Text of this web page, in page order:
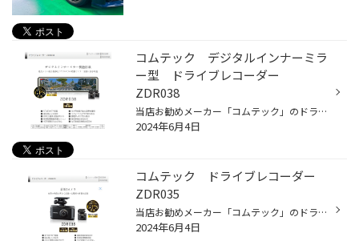
コムテック デジタルインナーミラ
ー型 ドライブレコーダー
ZDR038
当店お勧めメーカー「コムテック」のドライブレコーダーの中でも最も高性能なドライブレコーダーです。 品名は「デジタルインナーミラー機能搭載ドライブレコーダー」 セパレートタイプなのでフロントカメラは取付位置は自由に装着可能です。 ミラーとカメラ部分が分かれている為、衝撃でミラーがズ...
2024年6月4日
コムテック ドライブレコーダー
ZDR035
当店お勧めメーカー「コムテック」のドライブレコーダーの中でも最も高性能なドライブレコーダーです。 ドライブレコーダーの基本性能である「録画」も２００万画素ではっきり綺麗に記録でき、 フロント・リヤカメラも対角168°レンズを採用しているので広範囲を記録します。 また、GPS機能が搭載さ...
2024年6月4日